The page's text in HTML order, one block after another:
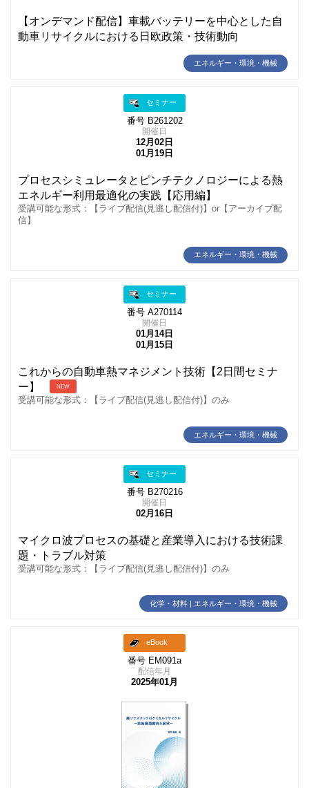
【オンデマンド配信】車載バッテリーを中心とした自
動車リサイクルにおける日欧政策・技術動向
エネルギー・環境・機械
セミナー
番号 B261202
開催日
12月02日
01月19日
プロセスシミュレータとピンチテクノロジーによる熱
エネルギー利用最適化の実践【応用編】
受講可能な形式：【ライブ配信(見逃し配信付)】or【アーカイブ配
信】
エネルギー・環境・機械
セミナー
番号 A270114
開催日
01月14日
01月15日
これからの自動車熱マネジメント技術【2日間セミナ
ー】
NEW
受講可能な形式：【ライブ配信(見逃し配信付)】のみ
エネルギー・環境・機械
セミナー
番号 B270216
開催日
02月16日
マイクロ波プロセスの基礎と産業導入における技術課
題・トラブル対策
受講可能な形式：【ライブ配信(見逃し配信付)】のみ
化学・材料 | エネルギー・環境・機械
eBook
番号 EM091a
配信年月
2025年01月